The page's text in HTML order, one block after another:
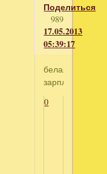
Поделиться
989
17.05.2013
05:39:17
белая
зарплата
0